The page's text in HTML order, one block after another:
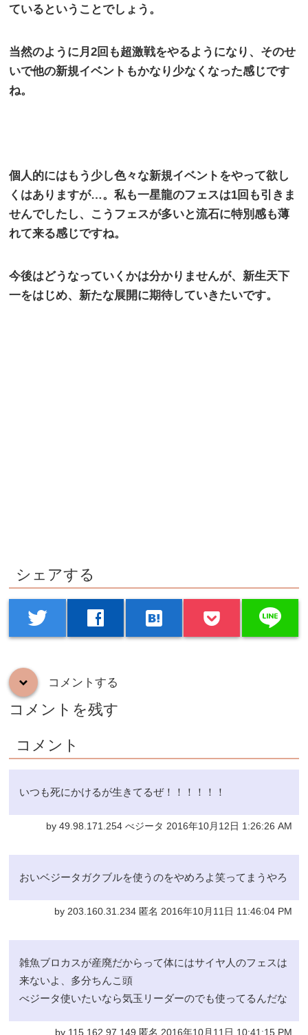
ているということでしょう。
当然のように月2回も超激戦をやるようになり、そのせ
いで他の新規イベントもかなり少なくなった感じです
ね。
個人的にはもう少し色々な新規イベントをやって欲し
くはありますが…。私も一星龍のフェスは1回も引きま
せんでしたし、こうフェスが多いと流石に特別感も薄
れて来る感じですね。
今後はどうなっていくかは分かりませんが、新生天下
一をはじめ、新たな展開に期待していきたいです。
シェアする
twitter facebook hatenabookmark line
down コメントする
コメントを残す
コメント
いつも死にかけるが生きてるぜ！！！！！！
by 49.98.171.254 べジータ 2016年10月12日 1:26:26 AM
おいベジータガクブルを使うのをやめろよ笑ってまうやろ
by 203.160.31.234 匿名 2016年10月11日 11:46:04 PM
雑魚ブロカスが産廃だからって体にはサイヤ人のフェスは
来ないよ、多分ちんこ頭
べジータ使いたいなら気玉リーダーのでも使ってるんだな
by 115.162.97.149 匿名 2016年10月11日 10:41:15 PM